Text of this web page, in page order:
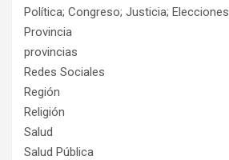
Política; Congreso; Justicia; Elecciones
Provincia
provincias
Redes Sociales
Región
Religión
Salud
Salud Pública